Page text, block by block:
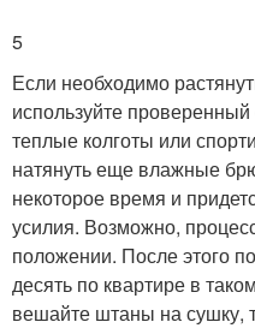
5
Если необходимо
используйте
теплые колготы или
натянуть еще влажные
некоторое время и
усилия. Возможно,
положении. После этого
десять по квартире в
вешайте штаны на сушку,